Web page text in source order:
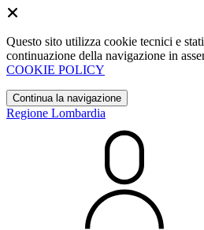
Questo sito utilizza cookie tecnici e
continuazione della navigazione in
COOKIE POLICY
Continua la navigazione
Regione Lombardia